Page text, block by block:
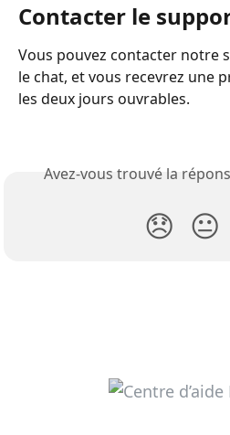
Contacter le
Vous pouvez contacter notre
le chat, et vous recevrez une
les deux jours ouvrables.
Avez-vous trouvé la
😞 😐